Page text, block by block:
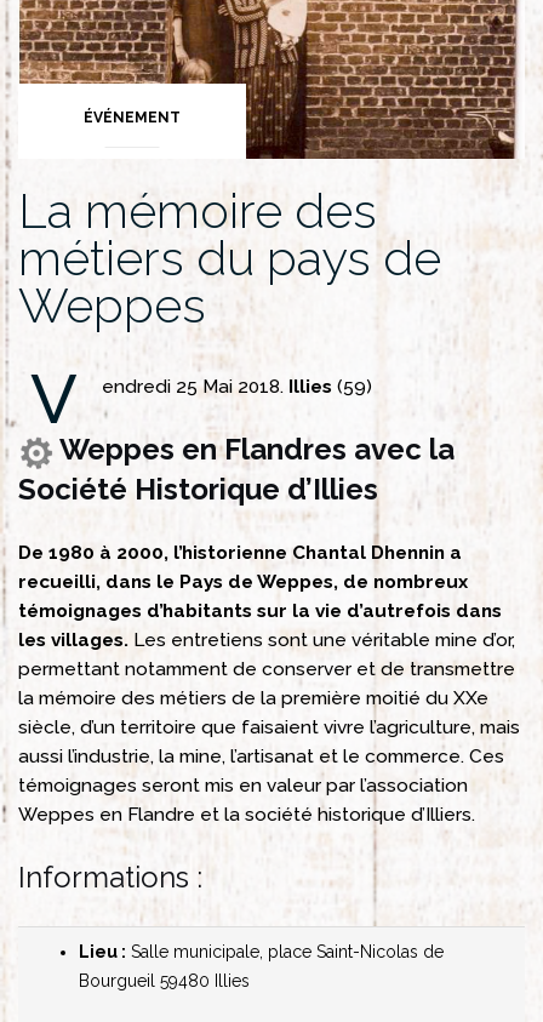
ÉVÉNEMENT
La mémoire des
métiers du pays de
Weppes
V endredi 25 Mai 2018. Illies (59)
Weppes en Flandres avec la
Société Historique d’Illies
De 1980 à 2000, l’historienne Chantal Dhennin a
recueilli, dans le Pays de Weppes, de nombreux
témoignages d’habitants sur la vie d’autrefois dans
les villages. Les entretiens sont une véritable mine d’or,
permettant notamment de conserver et de transmettre
la mémoire des métiers de la première moitié du XXe
siècle, d’un territoire que faisaient vivre l’agriculture, mais
aussi l’industrie, la mine, l’artisanat et le commerce. Ces
témoignages seront mis en valeur par l’association
Weppes en Flandre et la société historique d’Illiers.
Informations :
Lieu : Salle municipale, place Saint-Nicolas de
Bourgueil 59480 Illies